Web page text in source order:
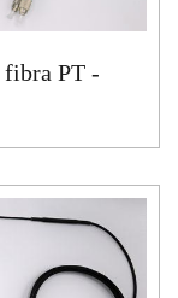
fibra PT -